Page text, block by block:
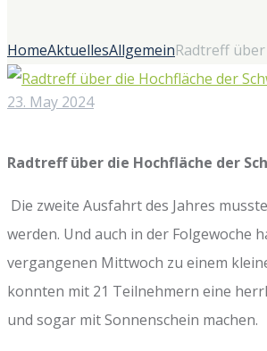
HomeAktuellesAllgemeinRadtreff
23. May 2024
Radtreff über die Hochfläche der
Die zweite Ausfahrt des Jahres
werden. Und auch in der Folgewoche
vergangenen Mittwoch zu einem
konnten mit 21 Teilnehmern eine
und sogar mit Sonnenschein machen.